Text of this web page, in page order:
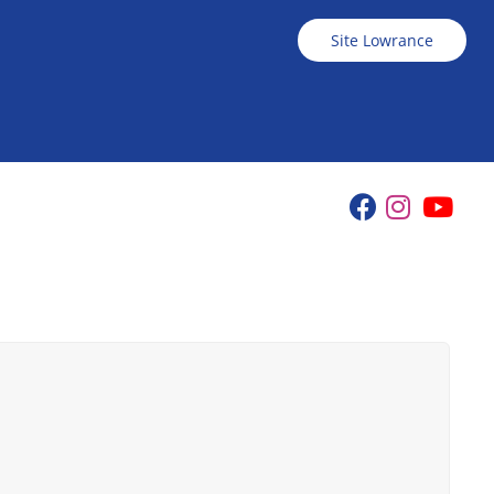
Site Lowrance